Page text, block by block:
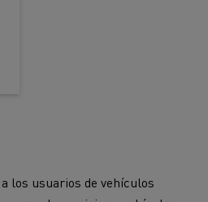
T), adaptados a una amplia